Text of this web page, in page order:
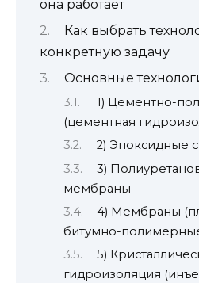
она работает
Как выбрать
конкретную задачу
Основные
1) Цементно-
(цементная
2) Эпоксидные
3)
мембраны
4) Мембраны
битумно-
5)
гидроизоляция